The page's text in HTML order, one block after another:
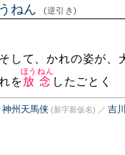
ねん (逆引き)
そして、かれの姿が、
を放念
ほうねん
したごとく
神州天馬侠 (新字新仮名) ／ 吉